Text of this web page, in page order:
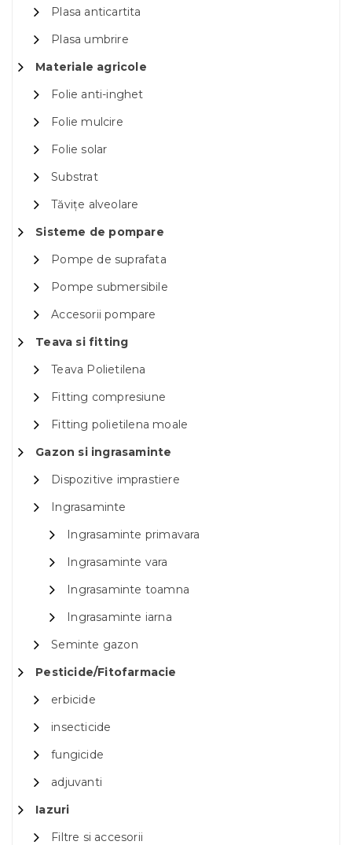
Plasa anticartita
Plasa umbrire
Materiale agricole
Folie anti-inghet
Folie mulcire
Folie solar
Substrat
Tăvițe alveolare
Sisteme de pompare
Pompe de suprafata
Pompe submersibile
Accesorii pompare
Teava si fitting
Teava Polietilena
Fitting compresiune
Fitting polietilena moale
Gazon si ingrasaminte
Dispozitive imprastiere
Ingrasaminte
Ingrasaminte primavara
Ingrasaminte vara
Ingrasaminte toamna
Ingrasaminte iarna
Seminte gazon
Pesticide/Fitofarmacie
erbicide
insecticide
fungicide
adjuvanti
Iazuri
Filtre si accesorii